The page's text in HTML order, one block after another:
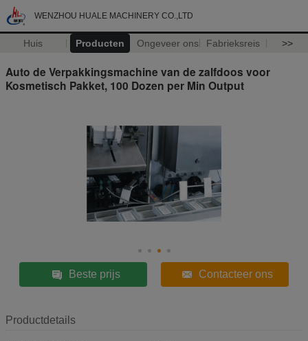
WENZHOU HUALE MACHINERY CO.,LTD
Huis Producten Ongeveer ons Fabrieksreis >>
Auto de Verpakkingsmachine van de zalfdoos voor
Kosmetisch Pakket, 100 Dozen per Min Output
Beste prijs Contacteer ons
Productdetails